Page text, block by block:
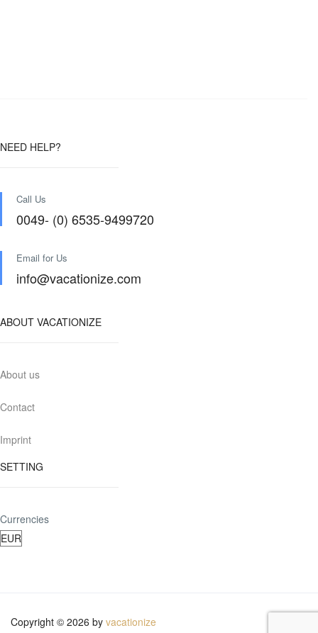
NEED HELP?
Call Us
0049- (0) 6535-9499720
Email for Us
info@vacationize.com
ABOUT VACATIONIZE
About us
Contact
Imprint
SETTING
Currencies
Copyright © 2026 by vacationize